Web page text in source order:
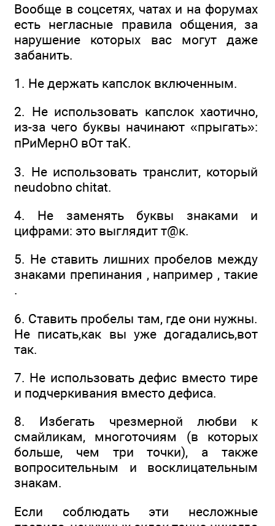
Вообще в соцсетях, чатах и на форумах
есть негласные правила общения, за
нарушение которых вас могут даже
забанить.
1. Не держать капслок включенным.
2. Не использовать капслок хаотично,
из-за чего буквы начинают «прыгать»:
пРиМернО вОт таК.
3. Не использовать транслит, который
neudobno chitat.
4. Не заменять буквы знаками и
цифрами: это выглядит т@к.
5. Не ставить лишних пробелов между
знаками препинания , например , такие
.
6. Ставить пробелы там, где они нужны.
Не писать,как вы уже догадались,вот
так.
7. Не использовать дефис вместо тире
и подчеркивания вместо дефиса.
8. Избегать чрезмерной любви к
смайликам, многоточиям (в которых
больше, чем три точки), а также
вопросительным и восклицательным
знакам.
Если соблюдать эти несложные